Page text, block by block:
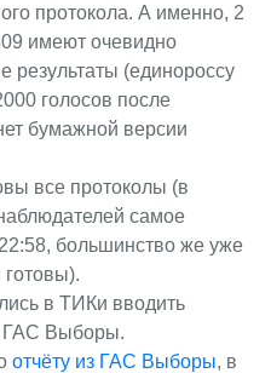
протокола. А именно, 2
имеют очевидно
(единороссу
голосов после
бумажной версии
все протоколы (в
самое
большинство же уже
в ТИКи вводить
ГАС Выборы.
отчёту из ГАС Выборы, в